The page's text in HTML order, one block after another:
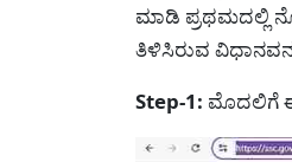
ಮಾಡಿ ಪ್ರಥಮದಲ್ಲಿ
ತಿಳಿಸಿರುವ
Step-1: ಮೊದಲಿಗೆ